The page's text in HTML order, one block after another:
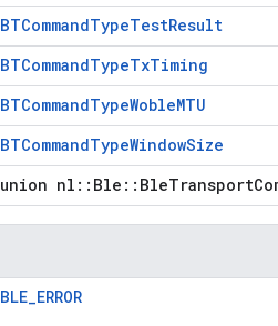
BTCommandTypeTestResult
BTCommandTypeTxTiming
BTCommandTypeWobleMTU
BTCommandTypeWindowSize
union
BLE_ERROR